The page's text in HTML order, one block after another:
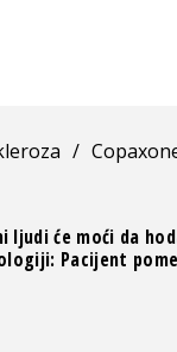
/
ljudi će moći da
Pacijent